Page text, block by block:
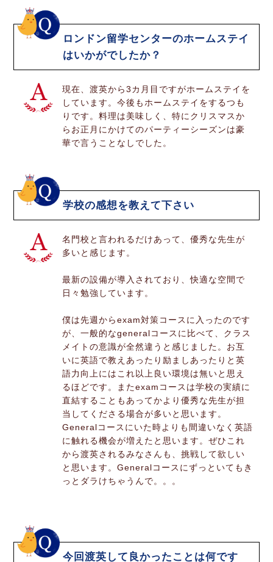
ロンドン留学センターのホームステイ
はいかがでしたか？
現在、渡英から3カ月目ですがホームステイを
しています。今後もホームステイをするつも
りです。料理は美味しく、特にクリスマスか
らお正月にかけてのパーティーシーズンは豪
華で言うことなしでした。
学校の感想を教えて下さい
名門校と言われるだけあって、優秀な先生が
多いと感じます。
最新の設備が導入されており、快適な空間で
日々勉強しています。
僕は先週からexam対策コースに入ったのです
が、一般的なgeneralコースに比べて、クラス
メイトの意識が全然違うと感じました。お互
いに英語で教えあったり励ましあったりと英
語力向上にはこれ以上良い環境は無いと思え
るほどです。またexamコースは学校の実績に
直結することもあってかより優秀な先生が担
当してくださる場合が多いと思います。
Generalコースにいた時よりも間違いなく英語
に触れる機会が増えたと思います。ぜひこれ
から渡英されるみなさんも、挑戦して欲しい
と思います。Generalコースにずっといてもき
っとダラけちゃうんで。。。
今回渡英して良かったことは何です